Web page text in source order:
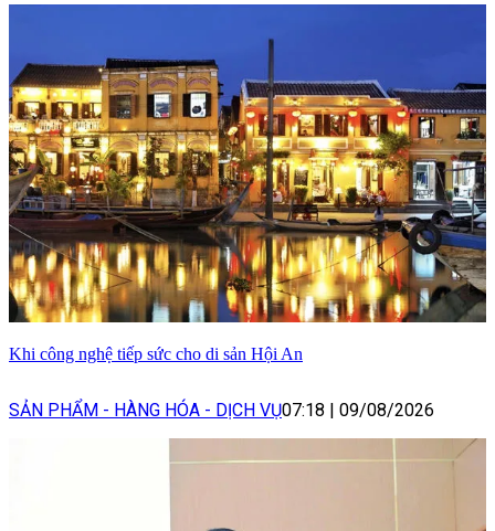
Khi công nghệ tiếp sức cho di sản Hội An
SẢN PHẨM - HÀNG HÓA - DỊCH VỤ07:18 | 09/08/2026